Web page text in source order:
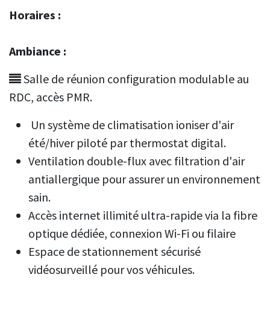
Horaires :
Ambiance :
Salle de réunion configuration modulable au
RDC, accès PMR.
Un système de climatisation ioniser d'air
été/hiver piloté par thermostat digital.
Ventilation double-flux avec filtration d'air
antiallergique pour assurer un environnement
sain.
Accès internet illimité ultra-rapide via la fibre
optique dédiée, connexion Wi-Fi ou filaire
Espace de stationnement sécurisé
vidéosurveillé pour vos véhicules.